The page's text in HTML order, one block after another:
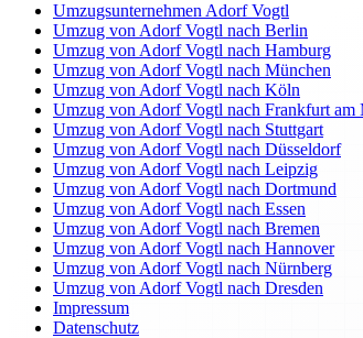
Umzugsunternehmen Adorf Vogtl
Umzug von Adorf Vogtl nach Berlin
Umzug von Adorf Vogtl nach Hamburg
Umzug von Adorf Vogtl nach München
Umzug von Adorf Vogtl nach Köln
Umzug von Adorf Vogtl nach Frankfurt am
Umzug von Adorf Vogtl nach Stuttgart
Umzug von Adorf Vogtl nach Düsseldorf
Umzug von Adorf Vogtl nach Leipzig
Umzug von Adorf Vogtl nach Dortmund
Umzug von Adorf Vogtl nach Essen
Umzug von Adorf Vogtl nach Bremen
Umzug von Adorf Vogtl nach Hannover
Umzug von Adorf Vogtl nach Nürnberg
Umzug von Adorf Vogtl nach Dresden
Impressum
Datenschutz